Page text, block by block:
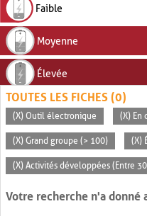
Faible
Moyenne
Élevée
TOUTES LES FICHES (0)
(X) Outil électronique (X) En
(X) Grand groupe (> 100) (X)
(X) Activités développées (Entre
Votre recherche n'a donné